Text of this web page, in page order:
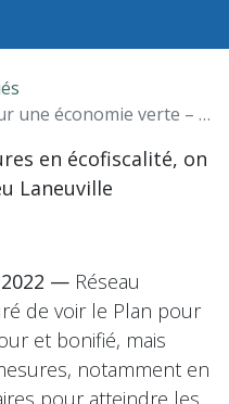
en écofiscalité, on n’y arrivera pas » – Mathieu Laneuville
en écofiscalité, on
Laneuville
— Réseau
de voir le Plan pour
et bonifié, mais
notamment en
pour atteindre les